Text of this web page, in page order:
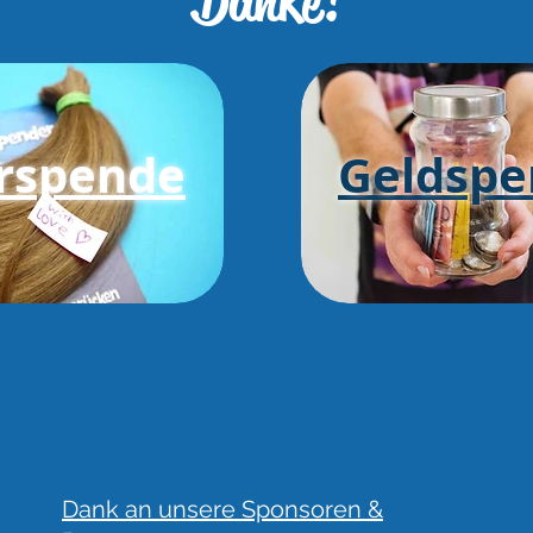
Dank an unsere Sponsoren &